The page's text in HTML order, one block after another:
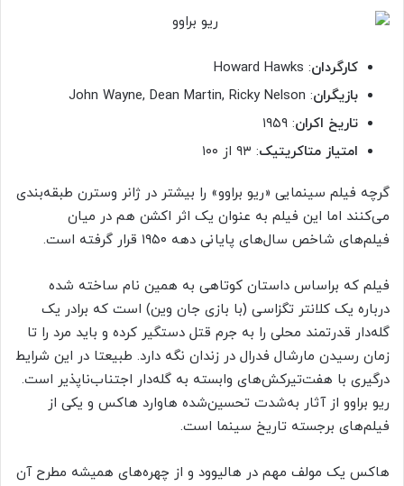
کارگردان: Howard Hawks
بازیگران: John Wayne, Dean Martin, Ricky Nelson
تاریخ اکران: ۱۹۵۹
امتیاز متاکریتیک: ۹۳ از ۱۰۰
گرچه فیلم سینمایی «ریو براوو» را بیشتر در ژانر وسترن طبقه‌بندی
می‌کنند اما این فیلم به عنوان یک اثر اکشن هم در میان
فیلم‌های شاخص سال‌های پایانی دهه ۱۹۵۰ قرار گرفته است.
فیلم که براساس داستان کوتاهی به همین نام ساخته شده
درباره یک کلانتر تگزاسی (با بازی جان وین) است که برادر یک
گله‌دار قدرتمند محلی را به جرم قتل دستگیر کرده و باید مرد را تا
زمان رسیدن مارشال فدرال در زندان نگه دارد. طبیعتا در این شرایط
درگیری با هفت‌تیرکش‌های وابسته به گله‌دار اجتناب‌ناپذیر است.
ریو براوو از آثار به‌شدت تحسین‌شده هاوارد هاکس و یکی از
فیلم‌های برجسته تاریخ سینما است.
هاکس یک مولف مهم در هالیوود و از چهره‌های همیشه مطرح آن